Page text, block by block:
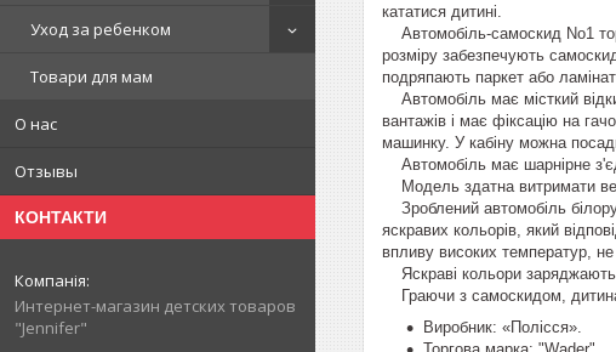
Уход за ребенком
Товари для мам
О нас
Отзывы
КОНТАКТИ
Интернет-магазин детских товаров
"Jennifer"
кататися дитині.
Автомобіль-самоскид No1
розміру забезпечують
подряпають паркет або ламінат
Автомобіль має місткий
вантажів і має фіксацію на
машинку. У кабіну можна
Автомобіль має шарнірне
Модель здатна витримати
Зроблений автомобіль
яскравих кольорів, який
впливу високих температур, не
Яскраві кольори заряджають
Граючи з самоскидом, дитина
Виробник: «Полісся».